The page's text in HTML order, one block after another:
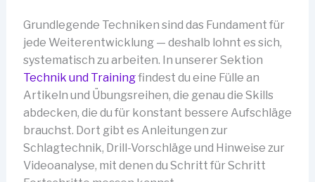
Grundlegende Techniken sind das Fundament für
jede Weiterentwicklung — deshalb lohnt es sich,
systematisch zu arbeiten. In unserer Sektion
Technik und Trainingfindest du eine Fülle an
Artikeln und Übungsreihen, die genau die Skills
abdecken, die du für konstant bessere Aufschläge
brauchst. Dort gibt es Anleitungen zur
Schlagtechnik, Drill-Vorschläge und Hinweise zur
Videoanalyse, mit denen du Schritt für Schritt